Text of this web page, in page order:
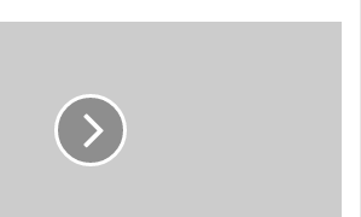
20 अप्रैल कोविड-19 अपडेट